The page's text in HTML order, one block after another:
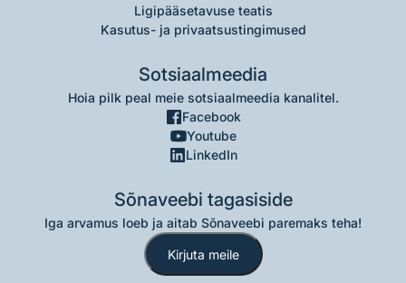
Ligipääsetavuse teatis
Kasutus- ja privaatsustingimused
Sotsiaalmeedia
Hoia pilk peal meie sotsiaalmeedia kanalitel.
Facebook
Youtube
LinkedIn
Sõnaveebi tagasiside
Iga arvamus loeb ja aitab Sõnaveebi paremaks teha!
Kirjuta meile